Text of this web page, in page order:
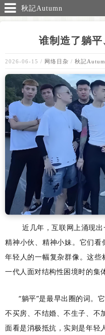
秋記Autumn
谁制造了躺平
2026-06-15 / 网络日杂 / 秋記
近几年，互联网上涌现出
精神小伙、精神小妹。它们
年轻人的一幅复杂群像。这
一代人面对结构性困境时的集
“躺平”是最早出圈的词。它
不买房、不结婚、不生子、不
面看是消极抵抗，实则是年轻